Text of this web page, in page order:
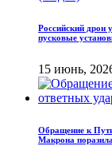
Российский дрон
пусковые
15 июнь,
Обращение к
Макрона